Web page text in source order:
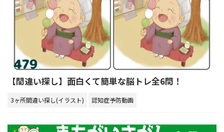
【間違い探し】面白くて簡単な脳トレ全6問！
3ヶ所間違い探し(イラスト) 認知症予防動画